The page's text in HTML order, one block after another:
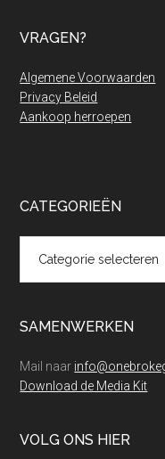
VRAGEN?
Algemene Voorwaarden
Privacy Beleid
Aankoop herroepen
CATEGORIEËN
SAMENWERKEN
Mail naar
Download de Media Kit
VOLG ONS HIER